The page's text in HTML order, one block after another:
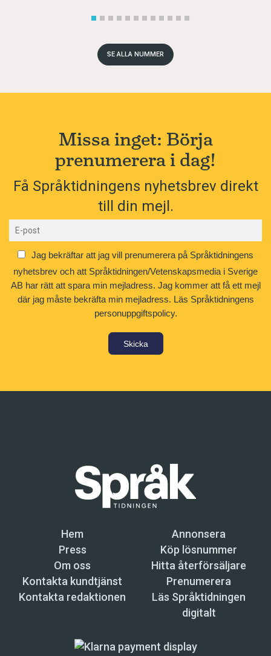
SE ALLA NUMMER
Missa inget: Börja
prenumerera i dag!
Få Språktidningens nyhetsbrev direkt
till din mejl.
Jag bekräftar att jag vill prenumerera på Språktidningens
nyhetsbrev och att Språktidningen/Vetenskapsmedia i Sverige
AB har rätt att spara min mejladress. Jag kommer att få ett mejl
där jag måste bekräfta min mejladress. Läs Språktidningens
personuppgiftspolicy.
Skicka
Hem
Annonsera
Press
Köp lösnummer
Om oss
Hitta återförsäljare
Kontakta kundtjänst
Prenumerera
Kontakta redaktionen
Läs Språktidningen
digitalt